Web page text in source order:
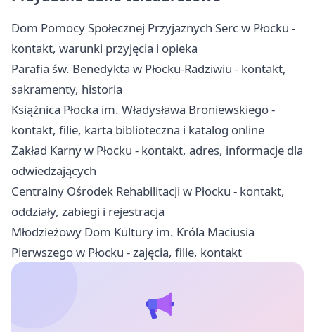
Dom Pomocy Społecznej Przyjaznych Serc w Płocku -
kontakt, warunki przyjęcia i opieka
Parafia św. Benedykta w Płocku-Radziwiu - kontakt,
sakramenty, historia
Książnica Płocka im. Władysława Broniewskiego -
kontakt, filie, karta biblioteczna i katalog online
Zakład Karny w Płocku - kontakt, adres, informacje dla
odwiedzających
Centralny Ośrodek Rehabilitacji w Płocku - kontakt,
oddziały, zabiegi i rejestracja
Młodzieżowy Dom Kultury im. Króla Maciusia
Pierwszego w Płocku - zajęcia, filie, kontakt